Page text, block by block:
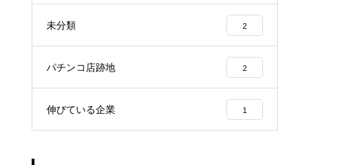
未分類 2
パチンコ店跡地 2
伸びている企業 1